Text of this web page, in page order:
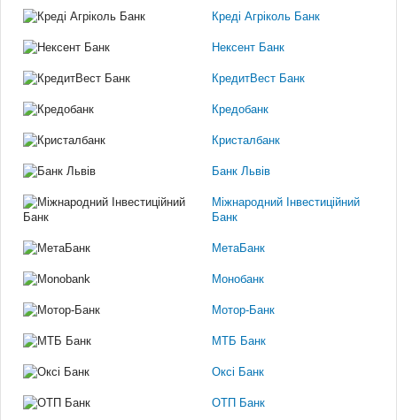
Креді Агріколь Банк
Нексент Банк
КредитВест Банк
Кредобанк
Кристалбанк
Банк Львів
Міжнародний Інвестиційний
Банк
МетаБанк
Монобанк
Мотор-Банк
МТБ Банк
Оксі Банк
ОТП Банк